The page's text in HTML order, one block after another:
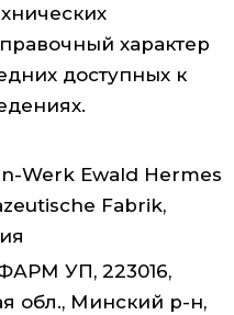
характер
доступных к
Werk Ewald Hermes
Fabrik,
УП, 223016,
обл., Минский р-н,